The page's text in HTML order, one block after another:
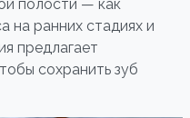
полости — как
на ранних стадиях и
предлагает
сохранить зуб